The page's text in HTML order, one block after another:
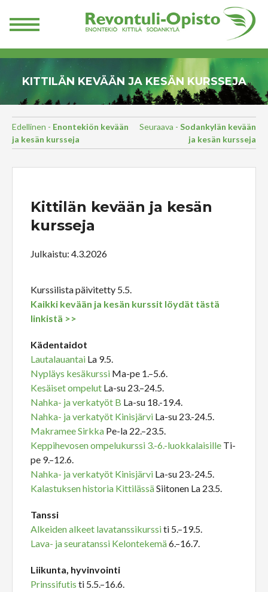
KITTILÄN KEVÄÄN JA KESÄN KURSSEJA
Edellinen - Enontekiön kevään
ja kesän kursseja
Seuraava - Sodankylän kevään
ja kesän kursseja
Kittilän kevään ja kesän
kursseja
Julkaistu: 4.3.2026
Kurssilista päivitetty 5.5.
Kaikki kevään ja kesän kurssit löydät tästä
linkistä >>
Kädentaidot
Lautalauantai La 9.5.
Nypläys kesäkurssi Ma-pe 1.–5.6.
Kesäiset ompelut La-su 23.–24.5.
Nahka- ja verkatyöt B La-su 18.-19.4.
Nahka- ja verkatyöt Kinisjärvi La-su 23.-24.5.
Makramee Sirkka Pe-la 22.–23.5.
Keppihevosen ompelukurssi 3.-6.-luokkalaisille Ti-
pe 9.–12.6.
Nahka- ja verkatyöt Kinisjärvi La-su 23.-24.5.
Kalastuksen historia KittilässäSiitonen La 23.5.
Tanssi
Alkeiden alkeet lavatanssikurssiti 5.–19.5.
Lava- ja seuratanssi Kelontekemä6.–16.7.
Liikunta, hyvinvointi
Prinssifutis ti 5.5.–16.6.